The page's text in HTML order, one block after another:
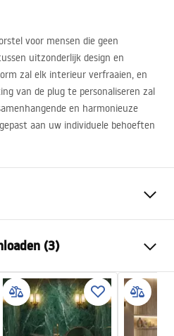
voor mensen die geen
uitzonderlijk design en
zal elk interieur verfraaien, en
van de plug te personaliseren zal
en harmonieuze
aan uw individuele behoeften
Wit
Acryl
1795mm
760 mm
(3)